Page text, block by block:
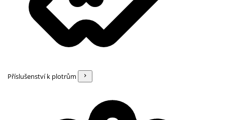
Příslušenství k plotrům